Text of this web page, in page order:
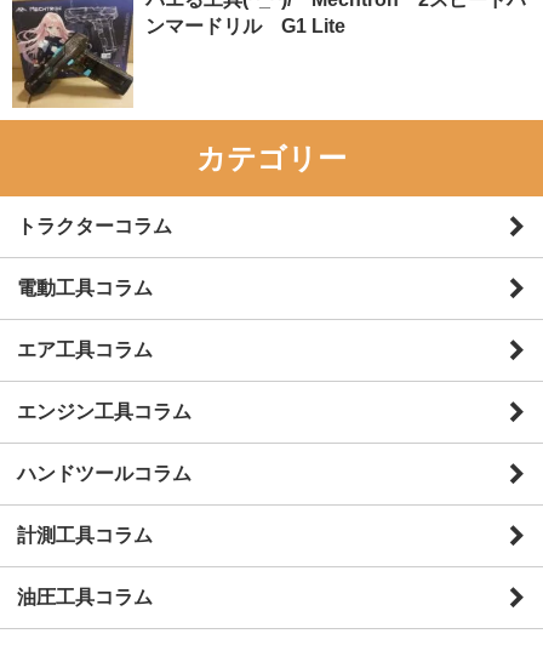
ンマードリル G1 Lite
カテゴリー
トラクターコラム
電動工具コラム
エア工具コラム
エンジン工具コラム
ハンドツールコラム
計測工具コラム
油圧工具コラム